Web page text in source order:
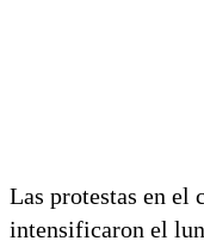
Las protestas en el
intensificaron el